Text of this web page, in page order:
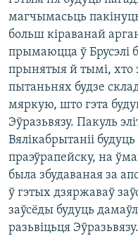
магчымасьць
больш кіраванай
прымаюцца ў Брусэлі
прынятыя й тымі, хто
пытаньнях будзе
мяркую, што гэта
Эўразьвязу. Пакуль
Вялікабрытаніі
праэўрапейску, на
была збудаваная за
ў гэтых дзяржаваў
заўсёды будуць
разьвіцьця